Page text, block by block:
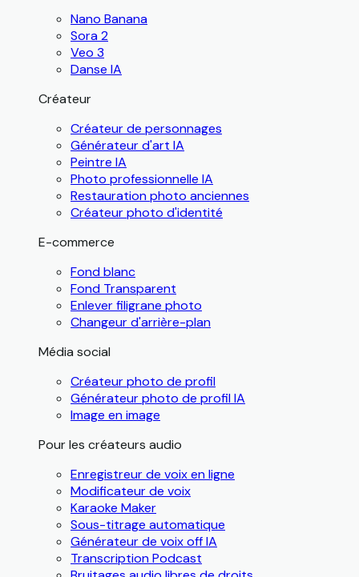
Nano Banana
Sora 2
Veo 3
Danse IA
Créateur
Créateur de personnages
Générateur d'art IA
Peintre IA
Photo professionnelle IA
Restauration photo anciennes
Créateur photo d'identité
E-commerce
Fond blanc
Fond Transparent
Enlever filigrane photo
Changeur d'arrière-plan
Média social
Créateur photo de profil
Générateur photo de profil IA
Image en image
Pour les créateurs audio
Enregistreur de voix en ligne
Modificateur de voix
Karaoke Maker
Sous-titrage automatique
Générateur de voix off IA
Transcription Podcast